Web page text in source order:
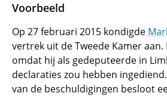
Voorbeeld
Op 27 februari 2015 kondigde
vertrek uit de Tweede Kamer
omdat hij als gedeputeerde in
declaraties zou hebben
van de beschuldigingen besloot